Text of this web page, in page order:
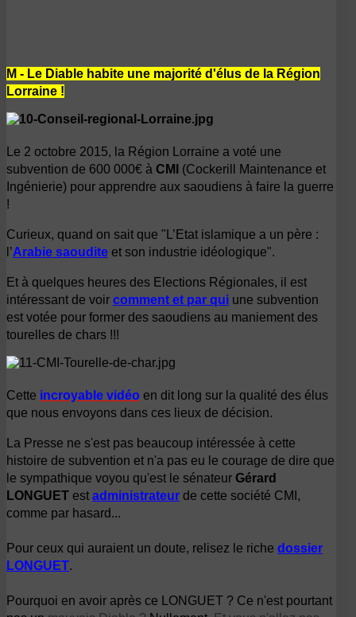
M - Le Diable habite une majorité d'élus de la Région
Lorraine !
Le 2 octobre 2015, la Région Lorraine a voté une
subvention de 600 000€ à CMI (Cockerill Maintenance et
Ingénierie) pour apprendre aux saoudiens à faire la guerre
!
Curieux, quand on sait que "L’Etat islamique a un père :
l’Arabie saoudite et son industrie idéologique".
Et à quelques heures des Elections Régionales, il est
intéressant de voir comment et par qui une subvention
est votée pour former des saoudiens au maniement des
tourelles de chars !!!
Cette incroyable vidéo en dit long sur la qualité des élus
que nous envoyons dans ces lieux de décision.
La Presse ne s'est pas beaucoup intéressée à cette
histoire de subvention et n'a pas eu le courage de dire que
le sympathique voyou qu'est le sénateur Gérard
LONGUET est administrateur de cette société CMI,
comme par hasard...
Pour ceux qui auraient un doute, relisez le riche dossier
LONGUET.
Pourquoi en avoir après ce LONGUET ? Ce n'est pourtant